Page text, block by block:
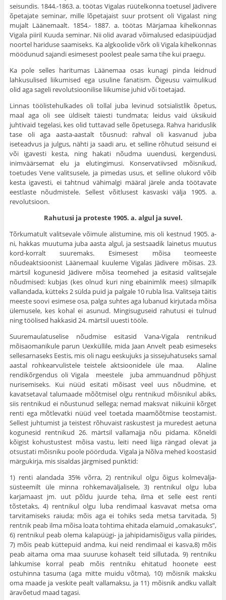
seisundis. 1844.-1863. a. töötas Vi­galas rüütelkonna toetusel Jädivere
õpetajate seminar, mille lõpetajaist suur protsent oli Vigalast ning
mujalt Läänemaalt. 1854.- 1887. a. töötas Märjamaa kihelkonnas
Vigala piiril Kuuda semi­nar. Nii olid avarad võimalused edasipüüdjad
noortel hariduse saamiseks. Ka algkoolide võrk oli Vigala kihelkonnas
möödunud sajandi esimesest poolest peale sama tihe kui praegu.
Ka pole selles haritumas Läänemaa osas kunagi pinda leid­nud
lahkusulised liikumised ega usuline fanatism. Õigeusu vai­mulikud
olid aga sageli revolutsioonilise liikumise juhid või toetajad.
Linnas töölistehulkades oli tollal juba levinud sotsialistlik õpetus,
maal aga oli see üldiselt täiesti tundmata; leidus vaid üksi­kuid
juhtivaid tegelasi, kes olid tuttavad selle õpetusega. Rahva hariduslik
tase oli aga aasta-aastalt tõusnud: rahval oli kasvanud juba
iseteadvus ja julgus, nähti ja saadi aru, et selline rõhutud seisund ei
või igavesti kesta, ning hakati nõudma uuendusi, ker­gendusi,
inimväärsemat elu ja elutingimusi. Konservatiivsed mõis­nikud,
toetudes Vene valitsusele, ja pimedas usus, et selline olu­kord võib
kesta igavesti, ei tahtnud vähimalgi määral järele anda töötavate
eestlaste nõudmistele. Sellest võitlusest kasvaski välja 1905. a.
revolutsioon.
Rahutusi ja proteste 1905. a. algul ja suvel.
Tõrkumatult valitsevale võimule alistumine, mis oli kestnud 1905. a-
ni, hakkas muutuma juba aasta algul, ja sestsaadik lainetus muutus
kord-korralt suuremaks. Esimesest mõisa teomeeste
nõudeaktsioonist Läänemaal kuuleme Vigalas Jädivere mõisas. 23.
märtsil kogunesid Jädivere mõisa teomehed ja esitasid valitsejale
nõudmised: kubjas (kes olnud kuri ning ebainimlik mees) sil­mapilk
vallandada, kütteks 2 sülda puid ja palgale 10 rubla lisa. Valitseja täitis
meeste soovi esimese osa, palga suhtes aga luba­nud kirjutada mõisa
ülemusele, kes kohal ei asunud. Mingisu­guseid rahutusi ei tulnud
ning töölised hakkasid 24. märtsil uuesti tööle.
Suuremaulatuselise nõudmise esitasid Vana-Vigala rentni­kud
mõisaomanikule parun Uexküllile, mida Jaan Anvelt peab esi­meseks
sellesarnaseks Eestis, mis oli nagu eeskujuks ja sisse­juhatuseks samal
aastal rohkearvulistele teistele aktsioonidele üle maa. Alaline
rendikõrgendus oli Vigala meestele juba ammuandnud põhjust
nurisemiseks. Kui nüüd esitati mõisast veel uus nõudmine, et
kavatsetaval talumaade mõõtmisel olgu rentnikud mõisnikul abiks,
siis rentnikud ei nõustunud sellega; nemad maksvat niikuinii kõrget
renti ega mõtlevatki nüüd veel toetada maa­mõõtmise teostamist.
Sellest juhtumist ja teistest rõhuvaist ras­kustest ja muredest aetuna
kogunesid rentnikud 26. märtsil valla­majja nõu pidama. Kõneldi
kõigist kohustustest mõisa vastu, leiti need liiga rängad olevat ja
otsustati mõisniku poole pöörduda. Vigala ja Nõlva mehed koostasid
märgukirja, mis sisaldas järg­mised punktid:
1) renti alandada 35% võrra, 2) rentnikul olgu õigus kolmevälja-
süsteemilt üle minna rohkemaväljalisele, 3) rentnikul olgu luba
karjamaast jm. uut põldu juurde teha, ilma et selle eest renti
tõstetaks, 4) rentnikul olgu luba rendimaal kasvavat metsa oma
tarvitamiseks raiuda; mõis aga ei tohiks seda metsa tarvitada, 5)
rentnik peab ilma mõisa loata tohtima ehitada elamuid „omakasuks”,
6) rentnikul peab olema kalapüügi- ja jahipidamisõigus valla piirides,
7) mõis peab küttepuid andma, kui neid rendimaal ei kasva,8) mõis
peab aitama oma maa suuruse kohaselt teid sillutada, 9) rentniku
lahkumise korral peab mõis rentniku ehitatud hoo­nete eest
ostuhinna tasuma (aga mitte muidu võtma), 10) mõisnik maksku
oma maade ja veskite pealt vallamaksu, ja 11) mõisnik andku vallalt
äravõetud maad tagasi.